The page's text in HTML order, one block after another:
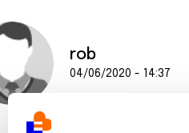
rob
04/06/2020 - 14:37